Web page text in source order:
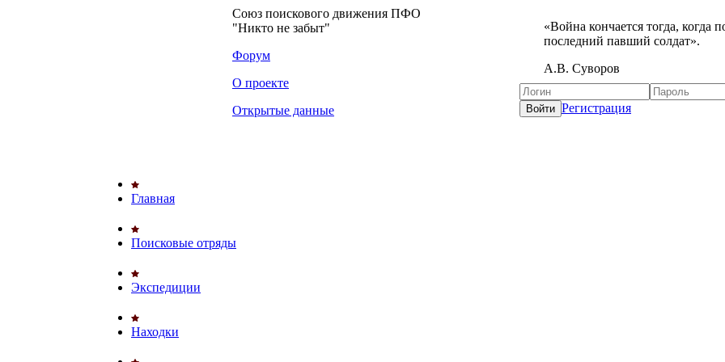
Союз поискового движения ПФО
"Никто не забыт"
Форум
О проекте
Открытые данные
«Война кончается тогда, когда
последний павший солдат».
А.В. Суворов
Регистрация
Главная
Поисковые отряды
Экспедиции
Находки